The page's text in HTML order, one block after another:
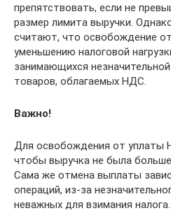
препятствовать, если не
размер лимита выручки.
считают, что освобождение
уменьшению налоговой
занимающихся
товаров, облагаемых НДС.
Важно!
Для освобождения от уплаты
чтобы выручка не была
Сама же отмена выплаты
операций, из-за
неважных для взимания налога.